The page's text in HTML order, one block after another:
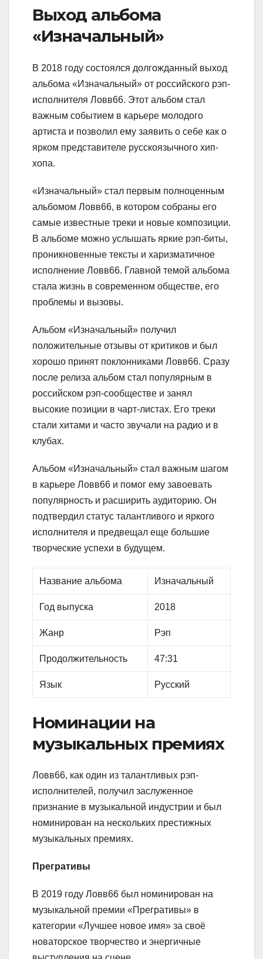
Выход альбома
«Изначальный»
В 2018 году состоялся долгожданный выход
альбома «Изначальный» от российского рэп-
исполнителя Ловв66. Этот альбом стал
важным событием в карьере молодого
артиста и позволил ему заявить о себе как о
ярком представителе русскоязычного хип-
хопа.
«Изначальный» стал первым полноценным
альбомом Ловв66, в котором собраны его
самые известные треки и новые композиции.
В альбоме можно услышать яркие рэп-биты,
проникновенные тексты и харизматичное
исполнение Ловв66. Главной темой альбома
стала жизнь в современном обществе, его
проблемы и вызовы.
Альбом «Изначальный» получил
положительные отзывы от критиков и был
хорошо принят поклонниками Ловв66. Сразу
после релиза альбом стал популярным в
российском рэп-сообществе и занял
высокие позиции в чарт-листах. Его треки
стали хитами и часто звучали на радио и в
клубах.
Альбом «Изначальный» стал важным шагом
в карьере Ловв66 и помог ему завоевать
популярность и расширить аудиторию. Он
подтвердил статус талантливого и яркого
исполнителя и предвещал еще большие
творческие успехи в будущем.
Название альбома Изначальный
Год выпуска 2018
Жанр Рэп
Продолжительность 47:31
Язык Русский
Номинации на
музыкальных премиях
Ловв66, как один из талантливых рэп-
исполнителей, получил заслуженное
признание в музыкальной индустрии и был
номинирован на нескольких престижных
музыкальных премиях.
Прегративы
В 2019 году Ловв66 был номинирован на
музыкальной премии «Прегративы» в
категории «Лучшее новое имя» за своё
новаторское творчество и энергичные